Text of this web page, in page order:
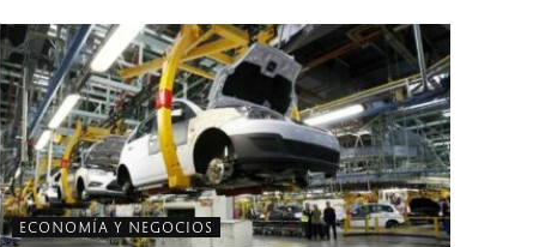
ECONOMÍA Y NEGOCIOS